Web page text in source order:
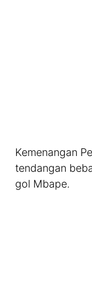
Kemenangan
tendangan
gol Mbape.